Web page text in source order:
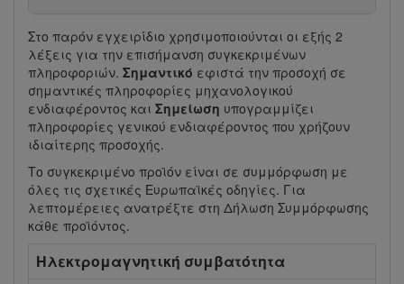
Στο παρόν εγχειρίδιο χρησιμοποιούνται οι εξής 2
λέξεις για την επισήμανση συγκεκριμένων
πληροφοριών. Σημαντικό εφιστά την προσοχή σε
σημαντικές πληροφορίες μηχανολογικού
ενδιαφέροντος και Σημείωση υπογραμμίζει
πληροφορίες γενικού ενδιαφέροντος που χρήζουν
ιδιαίτερης προσοχής.
Το συγκεκριμένο προϊόν είναι σε συμμόρφωση με
όλες τις σχετικές Ευρωπαϊκές οδηγίες. Για
λεπτομέρειες ανατρέξτε στη Δήλωση Συμμόρφωσης
κάθε προϊόντος.
Ηλεκτρομαγνητική συμβατότητα